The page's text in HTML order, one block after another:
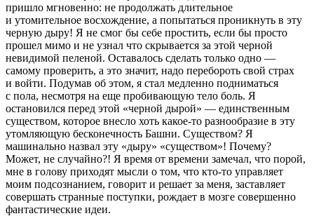
пришло мгновенно: не продолжать длительное
и утомительное восхождение, а попытаться проникнуть в эту
черную дыру! Я не смог бы себе простить, если бы просто
прошел мимо и не узнал что скрывается за этой черной
невидимой пеленой. Оставалось сделать только одно —
самому проверить, а это значит, надо перебороть свой страх
и войти. Подумав об этом, я стал медленно подниматься
с пола, несмотря на еще пробивающую тело боль. Я
остановился перед этой «черной дырой» — единственным
существом, которое внесло хоть какое-то разнообразие в эту
утомляющую бесконечность Башни. Существом? Я
машинально назвал эту «дыру» «существом»! Почему?
Может, не случайно?! Я время от времени замечал, что порой,
мне в голову приходят мысли о том, что кто-то управляет
моим подсознанием, говорит и решает за меня, заставляет
совершать странные поступки, рождает в мозге совершенно
фантастические идеи.